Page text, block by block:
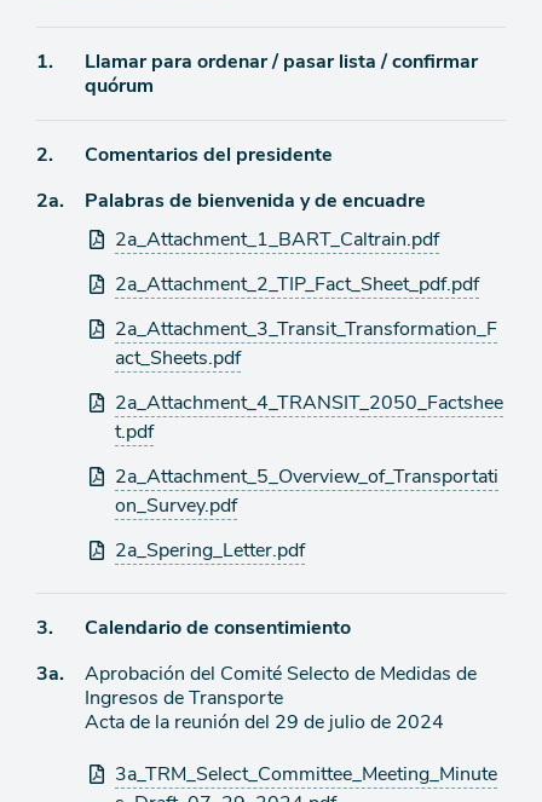
Ítem
1.
Llamar para ordenar / pasar lista / confirmar
quórum
Ítem
de
agenda
2.
Comentarios del presidente
Ítem
agenda
2a.
Palabras de bienvenida y de encuadre
Archivos
adjuntos
2a_Attachment_1_BART_Caltrain.pdf
2a_Attachment_2_TIP_Fact_Sheet_pdf.pdf
2a_Attachment_3_Transit_Transformation_F
act_Sheets.pdf
2a_Attachment_4_TRANSIT_2050_Factshee
t.pdf
2a_Attachment_5_Overview_of_Transportati
on_Survey.pdf
2a_Spering_Letter.pdf
Ítem
de
agenda
3.
Calendario de consentimiento
Ítem
3a.
Aprobación del Comité Selecto de Medidas de
Ingresos de Transporte
Acta de la reunión del 29 de julio de 2024
Archivos
adjuntos
3a_TRM_Select_Committee_Meeting_Minute